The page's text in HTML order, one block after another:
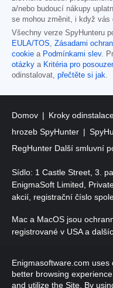
a/nebo budoucí nákupy
se mohou změnit, i když vás
Všechny verze SpyHunteru
EULA/TOS, Zásadami
cookie a Podmínkami slev.
otázky a Kritéria pro
odinstalovat, přečtěte si jak.
Domov Kroky
hrozeb SpyHunter
RegHunter Další smluvní
Sídlo: 1 Castle Street, 3.
EnigmaSoft Limited,
akcií, registrační číslo
Mac a MacOS jsou
registrované v USA a
vyhrazena.
Enigmasoftware.com
better browsing
and utilize the Site. By